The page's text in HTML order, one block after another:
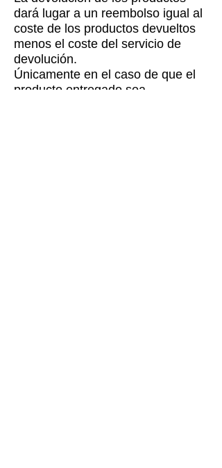
dará lugar a un reembolso igual al
coste de los productos devueltos
menos el coste del servicio de
devolución.
Únicamente en el caso de que el
producto entregado sea